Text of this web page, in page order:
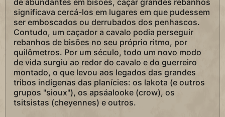
de abundantes em bisões, caçar grandes rebanhos
significava cercá-los em lugares em que pudessem
ser emboscados ou derrubados dos penhascos.
Contudo, um caçador a cavalo podia perseguir
rebanhos de bisões no seu próprio ritmo, por
quilômetros. Por um século, todo um novo modo
de vida surgiu ao redor do cavalo e do guerreiro
montado, o que levou aos legados das grandes
tribos indígenas das planícies: os lakota (e outros
grupos "sioux"), os apsáalooke (crow), os
tsitsistas (cheyennes) e outros.